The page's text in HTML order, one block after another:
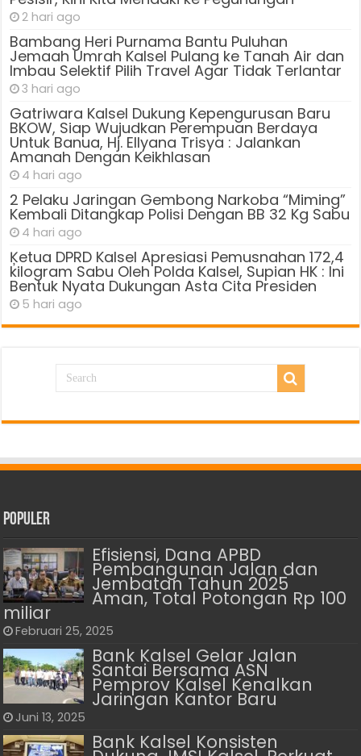
2 hari ago
Bambang Heri Purnama Bantu Puluhan
Jemaah Umrah Kalsel Pulang ke Tanah Air dan
Imbau Selektif Pilih Travel Agar Tidak Terlantar
3 hari ago
Gatriwara Kalsel Dukung Kepengurusan Baru
BKOW, Siap Wujudkan Perempuan Berdaya
Untuk Banua, Hj. Ellyana Trisya : Jalankan
Amanah Dengan Keikhlasan
4 hari ago
2 Pelaku Jaringan Gembong Narkoba “Miming”
Kembali Ditangkap Polisi Dengan BB 32 Kg Sabu
4 hari ago
Ķetua DPRD Kalsel Apresiasi Pemusnahan 172,4
kilogram Sabu Oleh Polda Kalsel, Supian HK : Ini
Bentuk Nyata Dukungan Asta Cita Presiden
5 hari ago
Populer
Efisiensi, Dana APBD
Pembangunan Jalan dan
Jembatan Tahun 2025
Aman, Total Potongan Rp 100
miliar
Februari 25, 2025
Bank Kalsel Gelar Jalan
Santai Bersama ASN
Pemprov Kalsel Kenalkan
Jaringan Kantor Baru
Juni 13, 2025
Bank Kalsel Konsisten